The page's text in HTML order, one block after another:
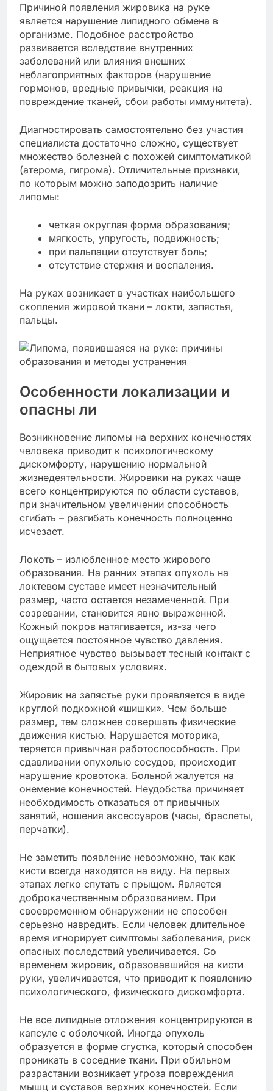
Причиной появления жировика на руке
является нарушение липидного обмена в
организме. Подобное расстройство
развивается вследствие внутренних
заболеваний или влияния внешних
неблагоприятных факторов (нарушение
гормонов, вредные привычки, реакция на
повреждение тканей, сбои работы иммунитета).
Диагностировать самостоятельно без участия
специалиста достаточно сложно, существует
множество болезней с похожей симптоматикой
(атерома, гигрома). Отличительные признаки,
по которым можно заподозрить наличие
липомы:
четкая округлая форма образования;
мягкость, упругость, подвижность;
при пальпации отсутствует боль;
отсутствие стержня и воспаления.
На руках возникает в участках наибольшего
скопления жировой ткани – локти, запястья,
пальцы.
Особенности локализации и
опасны ли
Возникновение липомы на верхних конечностях
человека приводит к психологическому
дискомфорту, нарушению нормальной
жизнедеятельности. Жировики на руках чаще
всего концентрируются по области суставов,
при значительном увеличении способность
сгибать – разгибать конечность полноценно
исчезает.
Локоть – излюбленное место жирового
образования. На ранних этапах опухоль на
локтевом суставе имеет незначительный
размер, часто остается незамеченной. При
созревании, становится явно выраженной.
Кожный покров натягивается, из-за чего
ощущается постоянное чувство давления.
Неприятное чувство вызывает тесный контакт с
одеждой в бытовых условиях.
Жировик на запястье руки проявляется в виде
круглой подкожной «шишки». Чем больше
размер, тем сложнее совершать физические
движения кистью. Нарушается моторика,
теряется привычная работоспособность. При
сдавливании опухолью сосудов, происходит
нарушение кровотока. Больной жалуется на
онемение конечностей. Неудобства причиняет
необходимость отказаться от привычных
занятий, ношения аксессуаров (часы, браслеты,
перчатки).
Не заметить появление невозможно, так как
кисти всегда находятся на виду. На первых
этапах легко спутать с прыщом. Является
доброкачественным образованием. При
своевременном обнаружении не способен
серьезно навредить. Если человек длительное
время игнорирует симптомы заболевания, риск
опасных последствий увеличивается. Со
временем жировик, образовавшийся на кисти
руки, увеличивается, что приводит к появлению
психологического, физического дискомфорта.
Не все липидные отложения концентрируются в
капсуле с оболочкой. Иногда опухоль
образуется в форме сгустка, который способен
проникать в соседние ткани. При обильном
разрастании возникает угроза повреждения
мышц и суставов верхних конечностей. Если